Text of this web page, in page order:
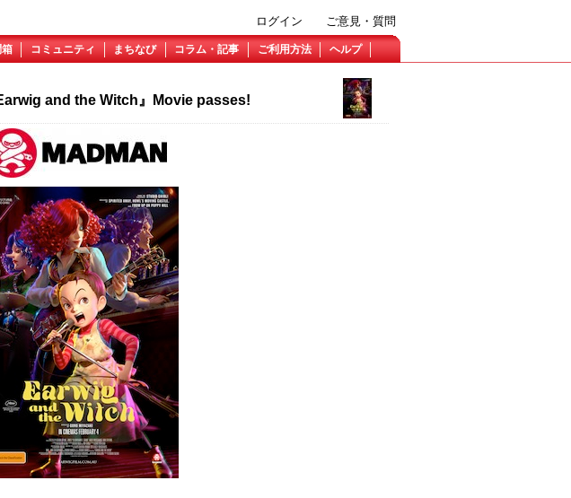
ご意見・質問
ログイン
コミュニティ まちなび コラム・記事 ご利用方法 ヘルプ
and the Witch』Movie passes!